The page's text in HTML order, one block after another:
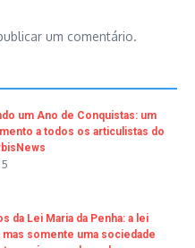
um comentário.
um Ano de Conquistas: um
a todos os articulistas do
da Lei Maria da Penha: a lei
somente uma sociedade